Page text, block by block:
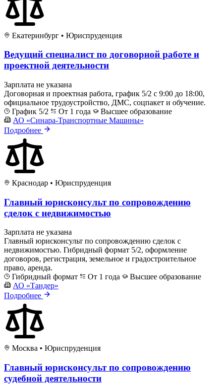
Екатеринбург • Юриспруденция
Ведущий специалист по договорной работе и
проектной деятельности
Зарплата не указана
Договорная и проектная работа, график 5/2 с 9:00 до 18:00,
официальное трудоустройство, ДМС, соцпакет и обучение.
График 5/2
От 1 года
Высшее образование
АО «Синара-Транспортные Машины»
Подробнее
Краснодар • Юриспруденция
Главный юрисконсульт по сопровождению
сделок с недвижимостью
Зарплата не указана
Главный юрисконсульт по сопровождению сделок с
недвижимостью. Гибридный формат 5/2, оформление
договоров, регистрация, земельное и градостроительное
право, аренда.
Гибридный формат
От 1 года
Высшее образование
АО «Тандер»
Подробнее
Москва • Юриспруденция
Главный юрисконсульт по сопровождению
судебной деятельности